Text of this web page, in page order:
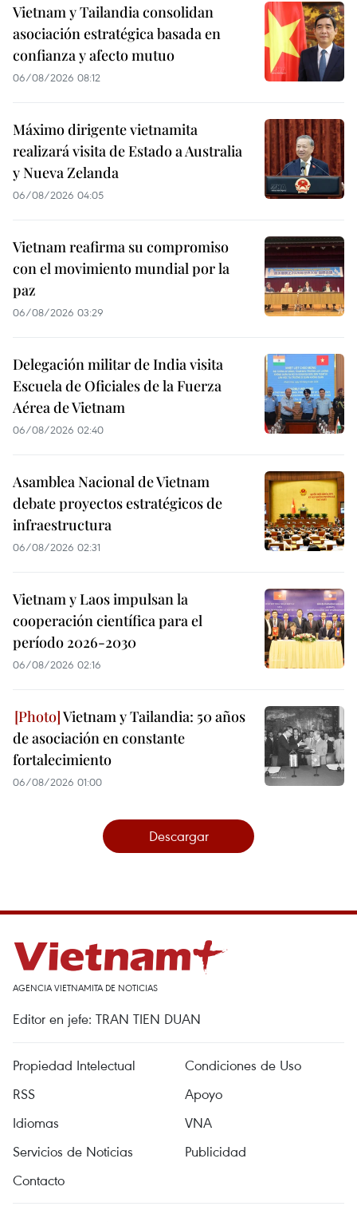
Vietnam y Tailandia consolidan
asociación estratégica basada en
confianza y afecto mutuo
06/08/2026 08:12
Máximo dirigente vietnamita
realizará visita de Estado a Australia
y Nueva Zelanda
06/08/2026 04:05
Vietnam reafirma su compromiso
con el movimiento mundial por la
paz
06/08/2026 03:29
Delegación militar de India visita
Escuela de Oficiales de la Fuerza
Aérea de Vietnam
06/08/2026 02:40
Asamblea Nacional de Vietnam
debate proyectos estratégicos de
infraestructura
06/08/2026 02:31
Vietnam y Laos impulsan la
cooperación científica para el
período 2026-2030
06/08/2026 02:16
Vietnam y Tailandia: 50 años
de asociación en constante
fortalecimiento
06/08/2026 01:00
Descargar
AGENCIA VIETNAMITA DE NOTICIAS
Editor en jefe: TRAN TIEN DUAN
Propiedad Intelectual
Condiciones de Uso
RSS
Apoyo
Idiomas
VNA
Servicios de Noticias
Publicidad
Contacto